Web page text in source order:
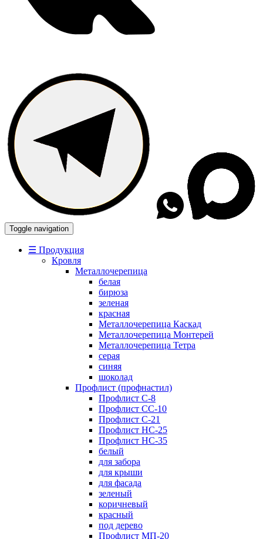
Toggle navigation
☰ Продукция
Кровля
Металлочерепица
белая
бирюза
зеленая
красная
Металлочерепица Каскад
Металлочерепица Монтерей
Металлочерепица Тетра
серая
синяя
шоколад
Профлист (профнастил)
Профлист С-8
Профлист СС-10
Профлист C-21
Профлист НС-25
Профлист НС-35
белый
для забора
для крыши
для фасада
зеленый
коричневый
красный
под дерево
Профлист МП-20